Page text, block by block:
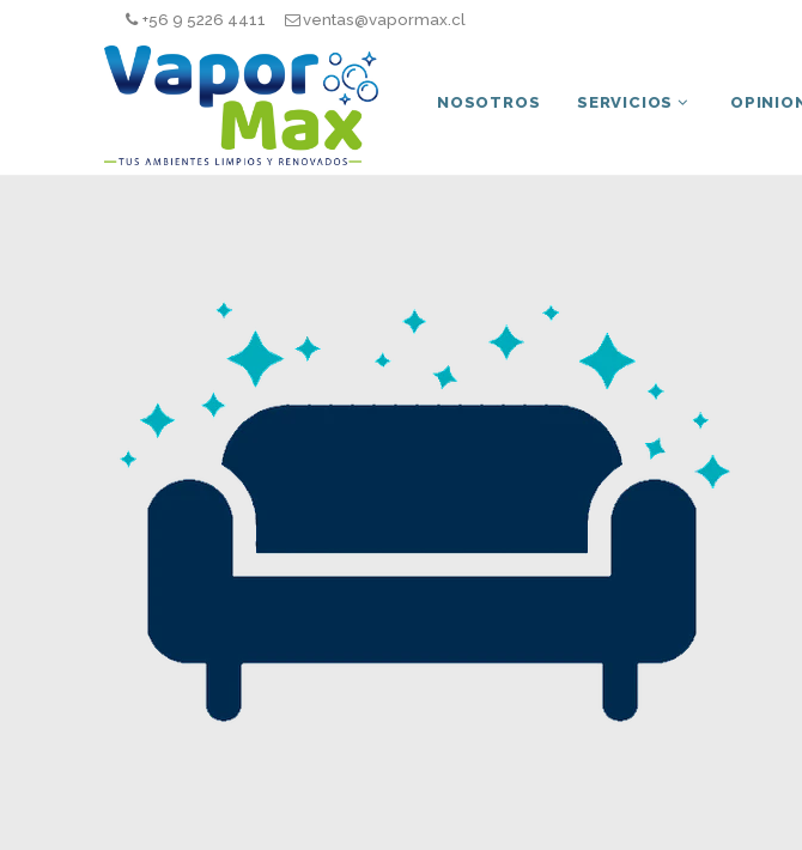
+56 9 5226 4411 ventas@vapormax.cl
NOSOTROS SERVICIOS